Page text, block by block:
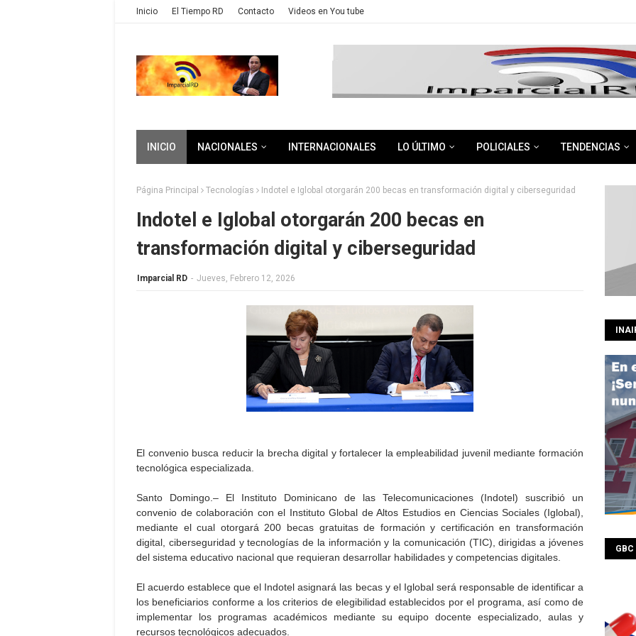
Inicio El Tiempo RD Contacto Videos en You tube
INICIO NACIONALES INTERNACIONALES LO ÚLTIMO POLICIALES TENDENCIAS
Página Principal Tecnologías Indotel e Iglobal otorgarán 200 becas en transformación digital y ciberseguridad
Indotel e Iglobal otorgarán 200 becas en
transformación digital y ciberseguridad
Imparcial RD - Jueves, Febrero 12, 2026
El convenio busca reducir la brecha digital y fortalecer la empleabilidad juvenil mediante formación
tecnológica especializada.
Santo Domingo.– El Instituto Dominicano de las Telecomunicaciones (Indotel) suscribió un
convenio de colaboración con el Instituto Global de Altos Estudios en Ciencias Sociales (Iglobal),
mediante el cual otorgará 200 becas gratuitas de formación y certificación en transformación
digital, ciberseguridad y tecnologías de la información y la comunicación (TIC), dirigidas a jóvenes
del sistema educativo nacional que requieran desarrollar habilidades y competencias digitales.
El acuerdo establece que el Indotel asignará las becas y el Iglobal será responsable de identificar a
los beneficiarios conforme a los criterios de elegibilidad establecidos por el programa, así como de
implementar los programas académicos mediante su equipo docente especializado, aulas y
recursos tecnológicos adecuados.
GBC